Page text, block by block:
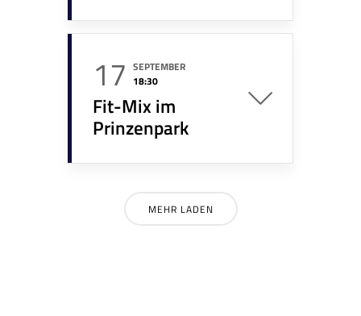
17 SEPTEMBER
18:30
Fit-Mix im
Prinzenpark
MEHR LADEN